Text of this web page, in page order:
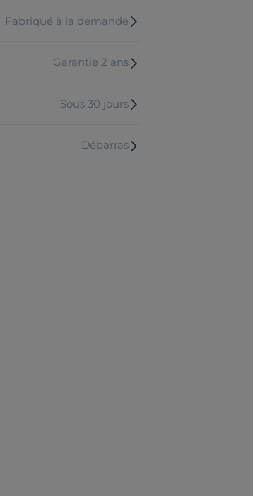
Fabriqué à la demande
Garantie 2 ans
Sous 30 jours
Débarras